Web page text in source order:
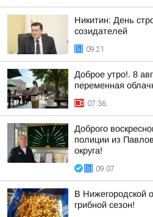
Никитин: День
созидателей
09:21
Доброе утро!. 8
переменная
07:36
Доброго
полиции из
округа!
09:07
В Нижегородской
грибной сезон!